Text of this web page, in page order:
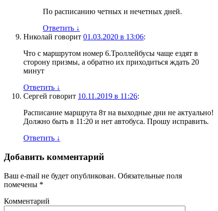
По расписанию четных и нечетных дней.
Ответить ↓
Николай говорит 01.03.2020 в 13:06:
Что с маршрутом номер 6.Троллейбусы чаще ездят в
сторону призмы, а обратно их приходиться ждать 20
минут
Ответить ↓
Сергей говорит 10.11.2019 в 11:26:
Расписание маршрута 8т на выходные дни не актуально!
Должно быть в 11:20 и нет автобуса. Прошу исправить.
Ответить ↓
Добавить комментарий
Ваш e-mail не будет опубликован. Обязательные поля
помечены *
Комментарий